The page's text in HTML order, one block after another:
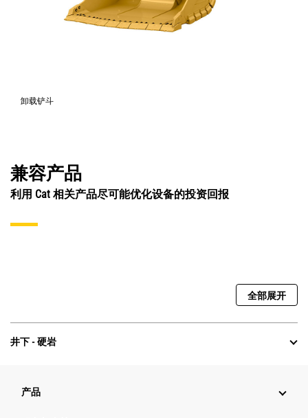
卸载铲斗
兼容产品
利用 Cat 相关产品尽可能优化设备的投资回报
全部展开
井下 - 硬岩
产品